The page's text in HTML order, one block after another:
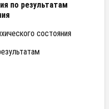
по результатам
состояния